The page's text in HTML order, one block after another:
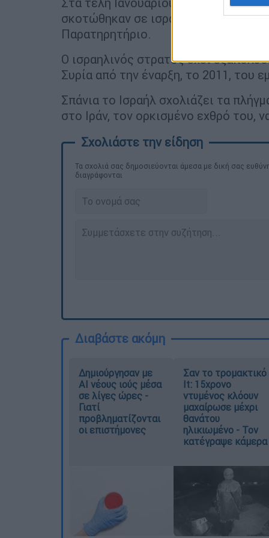
σκοτώθηκαν σε ισραηλινό πλήγμα
Παρατηρητήριο.
Ο ισραηλινός στρατός έχει
Συρία από την έναρξη, το 2011, του
Σπάνια το Ισραήλ σχολιάζει τα
στο Ιράν, τον ορκισμένο εχθρό του,
Τα σχολιά σας δημοσιεύονται άμεσα με δική σας
διαγράφονται
Διαβάστε ακόμη
Δημιούργησαν με
AI νέους ιούς μέσα
σε λίγες ώρες -
Γιατί
προβληματίζονται
οι επιστήμονες
Σαν το τρομακτικό
It: 15χρονο
ντυμένος κλόουν
μαχαίρωσε μέχρι
θανάτου
ηλικιωμένο - Τον
κατέγραψε κάμερα